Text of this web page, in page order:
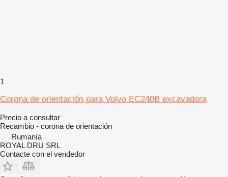
1
Corona de orientación para Volvo EC240B excavadora
Precio a consultar
Recambio - corona de orientación
Rumanía
ROYAL DRU SRL
Contacte con el vendedor